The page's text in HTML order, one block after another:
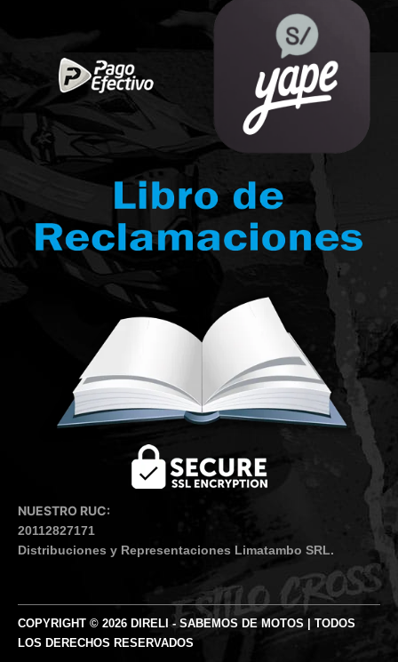
NUESTRO RUC:
20112827171
Distribuciones y Representaciones Limatambo SRL.
COPYRIGHT © 2026 DIRELI - SABEMOS DE MOTOS | TODOS
LOS DERECHOS RESERVADOS